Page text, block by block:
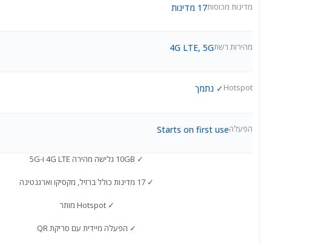
מדינות מכוסות17 מדינות
מהירות רשת4G LTE, 5G
Hotspot✓ נתמך
הפעלהStarts on first use
✓ 10GB גלישה מהירה 4G LTE ו-5G
✓ 17 מדינות כולל ברזיל, מקסיקו וארגנטינה
✓ Hotspot מותר
✓ הפעלה מיידית עם סריקת QR